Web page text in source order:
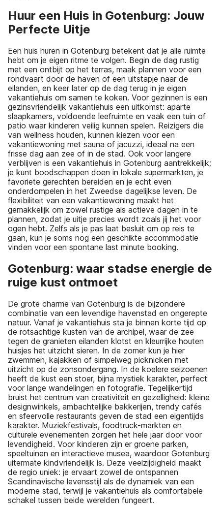
Huur een Huis in Gotenburg: Jouw
Perfecte Uitje
Een huis huren in Gotenburg betekent dat je alle ruimte
hebt om je eigen ritme te volgen. Begin de dag rustig
met een ontbijt op het terras, maak plannen voor een
rondvaart door de haven of een uitstapje naar de
eilanden, en keer later op de dag terug in je eigen
vakantiehuis om samen te koken. Voor gezinnen is een
gezinsvriendelijk vakantiehuis een uitkomst: aparte
slaapkamers, voldoende leefruimte en vaak een tuin of
patio waar kinderen veilig kunnen spelen. Reizigers die
van wellness houden, kunnen kiezen voor een
vakantiewoning met sauna of jacuzzi, ideaal na een
frisse dag aan zee of in de stad. Ook voor langere
verblijven is een vakantiehuis in Gotenburg aantrekkelijk;
je kunt boodschappen doen in lokale supermarkten, je
favoriete gerechten bereiden en je echt even
onderdompelen in het Zweedse dagelijkse leven. De
flexibiliteit van een vakantiewoning maakt het
gemakkelijk om zowel rustige als actieve dagen in te
plannen, zodat je uitje precies wordt zoals jij het voor
ogen hebt. Zelfs als je pas laat besluit om op reis te
gaan, kun je soms nog een geschikte accommodatie
vinden voor een spontane last minute booking.
Gotenburg: waar stadse energie de
ruige kust ontmoet
De grote charme van Gotenburg is de bijzondere
combinatie van een levendige havenstad en ongerepte
natuur. Vanaf je vakantiehuis sta je binnen korte tijd op
de rotsachtige kusten van de archipel, waar de zee
tegen de granieten eilanden klotst en kleurrijke houten
huisjes het uitzicht sieren. In de zomer kun je hier
zwemmen, kajakken of simpelweg picknicken met
uitzicht op de zonsondergang. In de koelere seizoenen
heeft de kust een stoer, bijna mystiek karakter, perfect
voor lange wandelingen en fotografie. Tegelijkertijd
bruist het centrum van creativiteit en gezelligheid: kleine
designwinkels, ambachtelijke bakkerijen, trendy cafés
en sfeervolle restaurants geven de stad een eigentijds
karakter. Muziekfestivals, foodtruck-markten en
culturele evenementen zorgen het hele jaar door voor
levendigheid. Voor kinderen zijn er groene parken,
speeltuinen en interactieve musea, waardoor Gotenburg
uitermate kindvriendelijk is. Deze veelzijdigheid maakt
de regio uniek: je ervaart zowel de ontspannen
Scandinavische levensstijl als de dynamiek van een
moderne stad, terwijl je vakantiehuis als comfortabele
schakel tussen beide werelden fungeert.